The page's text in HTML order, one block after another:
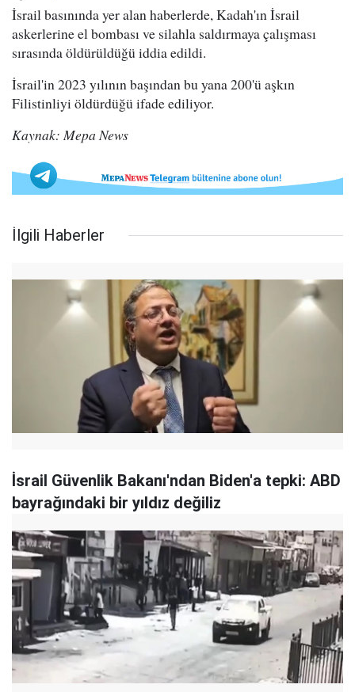
İsrail basınında yer alan haberlerde, Kadah'ın İsrail
askerlerine el bombası ve silahla saldırmaya çalışması
sırasında öldürüldüğü iddia edildi.
İsrail'in 2023 yılının başından bu yana 200'ü aşkın
Filistinliyi öldürdüğü ifade ediliyor.
Kaynak: Mepa News
İlgili Haberler
İsrail Güvenlik Bakanı'ndan Biden'a tepki: ABD
bayrağındaki bir yıldız değiliz